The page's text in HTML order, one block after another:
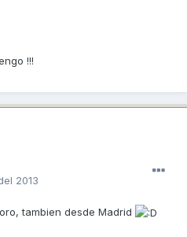
!!!
2013
tambien desde Madrid